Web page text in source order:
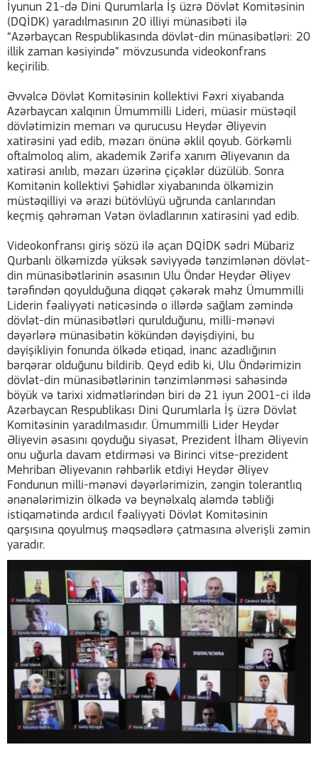
İyunun 21-də Dini Qurumlarla İş üzrə Dövlət Komitəsinin
(DQİDK) yaradılmasının 20 illiyi münasibəti ilə
“Azərbaycan Respublikasında dövlət-din münasibətləri: 20
illik zaman kəsiyində” mövzusunda videokonfrans
keçirilib.
Əvvəlcə Dövlət Komitəsinin kollektivi Fəxri xiyabanda
Azərbaycan xalqının Ümummilli Lideri, müasir müstəqil
dövlətimizin memarı və qurucusu Heydər Əliyevin
xatirəsini yad edib, məzarı önünə əklil qoyub. Görkəmli
oftalmoloq alim, akademik Zərifə xanım Əliyevanın da
xatirəsi anılıb, məzarı üzərinə çiçəklər düzülüb. Sonra
Komitənin kollektivi Şəhidlər xiyabanında ölkəmizin
müstəqilliyi və ərazi bütövlüyü uğrunda canlarından
keçmiş qəhrəman Vətən övladlarının xatirəsini yad edib.
Videokonfransı giriş sözü ilə açan DQİDK sədri Mübariz
Qurbanlı ölkəmizdə yüksək səviyyədə tənzimlənən dövlət-
din münasibətlərinin əsasının Ulu Öndər Heydər Əliyev
tərəfindən qoyulduğuna diqqət çəkərək məhz Ümummilli
Liderin fəaliyyəti nəticəsində o illərdə sağlam zəmində
dövlət-din münasibətləri qurulduğunu, milli-mənəvi
dəyərlərə münasibətin kökündən dəyişdiyini, bu
dəyişikliyin fonunda ölkədə etiqad, inanc azadlığının
bərqərar olduğunu bildirib. Qeyd edib ki, Ulu Öndərimizin
dövlət-din münasibətlərinin tənzimlənməsi sahəsində
böyük və tarixi xidmətlərindən biri də 21 iyun 2001-ci ildə
Azərbaycan Respublikası Dini Qurumlarla İş üzrə Dövlət
Komitəsinin yaradılmasıdır. Ümummilli Lider Heydər
Əliyevin əsasını qoyduğu siyasət, Prezident İlham Əliyevin
onu uğurla davam etdirməsi və Birinci vitse-prezident
Mehriban Əliyevanın rəhbərlik etdiyi Heydər Əliyev
Fondunun milli-mənəvi dəyərlərimizin, zəngin tolerantlıq
ənənələrimizin ölkədə və beynəlxalq aləmdə təbliği
istiqamətində ardıcıl fəaliyyəti Dövlət Komitəsinin
qarşısına qoyulmuş məqsədlərə çatmasına əlverişli zəmin
yaradır.